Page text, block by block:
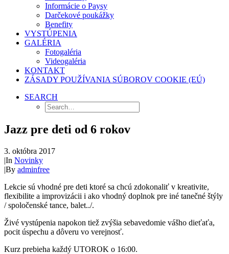
Informácie o Paysy
Darčekové poukážky
Benefity
VYSTÚPENIA
GALÉRIA
Fotogaléria
Videogaléria
KONTAKT
ZÁSADY POUŽÍVANIA SÚBOROV COOKIE (EÚ)
SEARCH
Jazz pre deti od 6 rokov
3. októbra 2017
|In Novinky
|By adminfree
Lekcie sú vhodné pre deti ktoré sa chcú zdokonaliť v kreativite,
flexibilite a improvizácii i ako vhodný doplnok pre iné tanečné štýly
/ spoločenské tance, balet../.
Živé vystúpenia napokon tiež zvýšia sebavedomie vášho dieťaťa,
pocit úspechu a dôveru vo verejnosť.
Kurz prebieha každý UTOROK o 16:00.